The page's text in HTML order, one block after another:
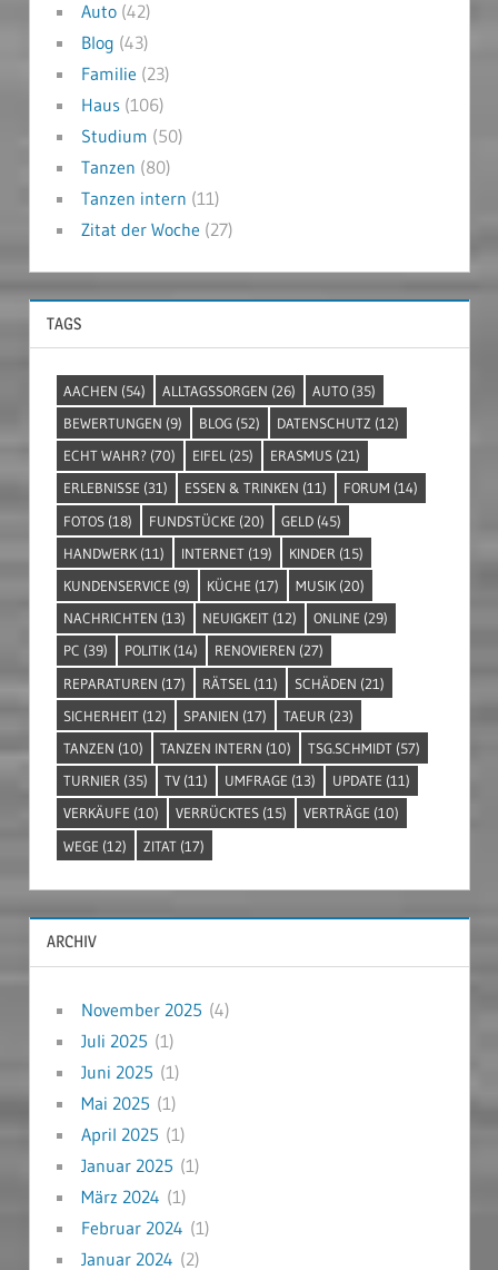
Auto(42)
Blog (43)
Familie (23)
Haus(106)
Studium (50)
Tanzen (80)
Tanzen intern (11)
Zitat der Woche (27)
TAGS
AACHEN (54) ALLTAGSSORGEN (26) AUTO (35)
BEWERTUNGEN (9) BLOG (52) DATENSCHUTZ (12)
ECHT WAHR? (70) EIFEL (25) ERASMUS (21)
ERLEBNISSE (31) ESSEN & TRINKEN (11) FORUM (14)
FOTOS (18) FUNDSTÜCKE (20) GELD (45)
HANDWERK (11) INTERNET (19) KINDER (15)
KUNDENSERVICE (9) KÜCHE (17) MUSIK (20)
NACHRICHTEN (13) NEUIGKEIT (12) ONLINE (29)
PC (39) POLITIK (14) RENOVIEREN (27)
REPARATUREN (17) RÄTSEL (11) SCHÄDEN (21)
SICHERHEIT (12) SPANIEN (17) TAEUR (23)
TANZEN (10) TANZEN INTERN (10) TSG.SCHMIDT (57)
TURNIER (35) TV (11) UMFRAGE (13) UPDATE (11)
VERKÄUFE (10) VERRÜCKTES (15) VERTRÄGE (10)
WEGE (12) ZITAT (17)
ARCHIV
November 2025 (4)
Juli 2025 (1)
Juni 2025 (1)
Mai 2025 (1)
April 2025 (1)
Januar 2025 (1)
März 2024 (1)
Februar 2024 (1)
Januar 2024 (2)